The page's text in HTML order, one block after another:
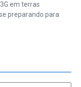
em terras
preparando para